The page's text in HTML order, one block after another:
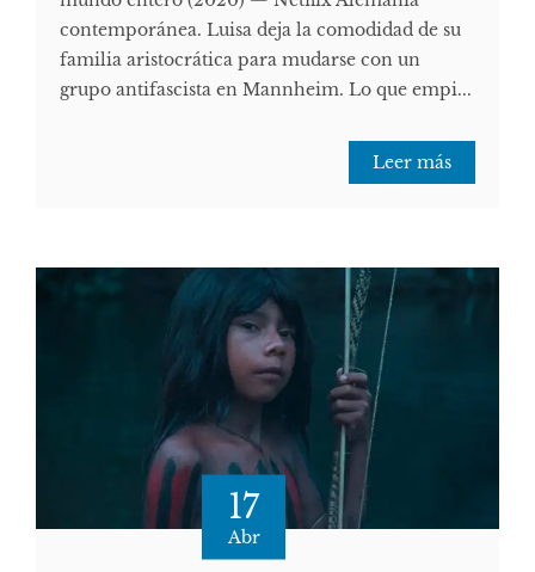
contemporánea. Luisa deja la comodidad de su
familia aristocrática para mudarse con un
grupo antifascista en Mannheim. Lo que empi...
Leer más
17
Abr